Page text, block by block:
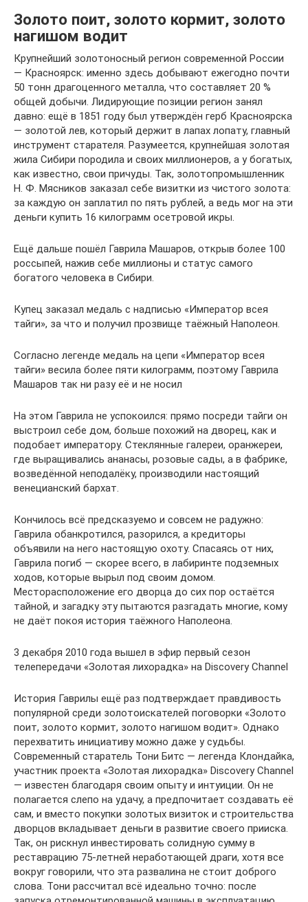
Золото поит, золото кормит, золото
нагишом водит
Крупнейший золотоносный регион современной России
— Красноярск: именно здесь добывают ежегодно почти
50 тонн драгоценного металла, что составляет 20 %
общей добычи. Лидирующие позиции регион занял
давно: ещё в 1851 году был утверждён герб Красноярска
— золотой лев, который держит в лапах лопату, главный
инструмент старателя. Разумеется, крупнейшая золотая
жила Сибири породила и своих миллионеров, а у богатых,
как известно, свои причуды. Так, золотопромышленник
Н. Ф. Мясников заказал себе визитки из чистого золота:
за каждую он заплатил по пять рублей, а ведь мог на эти
деньги купить 16 килограмм осетровой икры.
Ещё дальше пошёл Гаврила Машаров, открыв более 100
россыпей, нажив себе миллионы и статус самого
богатого человека в Сибири.
Купец заказал медаль с надписью «Император всея
тайги», за что и получил прозвище таёжный Наполеон.
Согласно легенде медаль на цепи «Император всея
тайги» весила более пяти килограмм, поэтому Гаврила
Машаров так ни разу её и не носил
На этом Гаврила не успокоился: прямо посреди тайги он
выстроил себе дом, больше похожий на дворец, как и
подобает императору. Стеклянные галереи, оранжереи,
где выращивались ананасы, розовые сады, а в фабрике,
возведённой неподалёку, производили настоящий
венецианский бархат.
Кончилось всё предсказуемо и совсем не радужно:
Гаврила обанкротился, разорился, а кредиторы
объявили на него настоящую охоту. Спасаясь от них,
Гаврила погиб — скорее всего, в лабиринте подземных
ходов, которые вырыл под своим домом.
Месторасположение его дворца до сих пор остаётся
тайной, и загадку эту пытаются разгадать многие, кому
не даёт покоя история таёжного Наполеона.
3 декабря 2010 года вышел в эфир первый сезон
телепередачи «Золотая лихорадка» на Discovery Channel
История Гаврилы ещё раз подтверждает правдивость
популярной среди золотоискателей поговорки «Золото
поит, золото кормит, золото нагишом водит». Однако
перехватить инициативу можно даже у судьбы.
Современный старатель Тони Битс — легенда Клондайка,
участник проекта «Золотая лихорадка» Discovery Channel
— известен благодаря своим опыту и интуиции. Он не
полагается слепо на удачу, а предпочитает создавать её
сам, и вместо покупки золотых визиток и строительства
дворцов вкладывает деньги в развитие своего прииска.
Так, он рискнул инвестировать солидную сумму в
реставрацию 75-летней неработающей драги, хотя все
вокруг говорили, что эта развалина не стоит доброго
слова. Тони рассчитал всё идеально точно: после